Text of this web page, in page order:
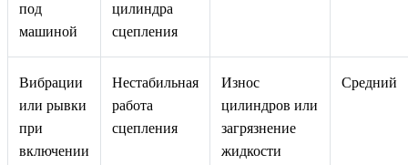
под
машиной
цилиндра
сцепления
Вибрации
или рывки
при
включении
Нестабильная
работа
сцепления
Износ
цилиндров или
загрязнение
жидкости
Средний